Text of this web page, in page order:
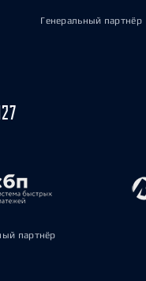
Генеральный партнёр
партнёр